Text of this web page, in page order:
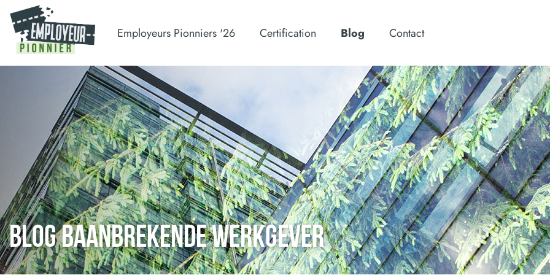
Employeurs Pionniers '26 Certification Blog Contact
BLOG BAANBREKENDE WERKGEVER